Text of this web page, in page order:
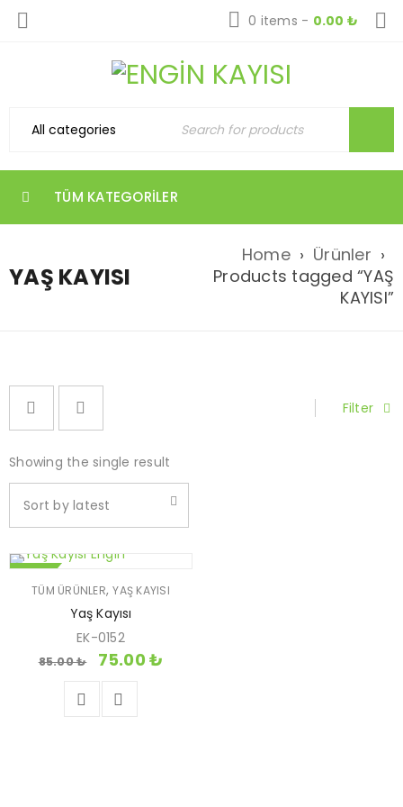
0 items - 0.00 ₺
TÜM KATEGORILER
YAŞ KAYISI
Home › Ürünler ›
Products tagged “YAŞ
KAYISI”
Filter
Showing the single result
Sort by latest
TÜM ÜRÜNLER,YAŞ KAYISI
Yaş Kayısı
EK-0152
85.00₺ 75.00₺